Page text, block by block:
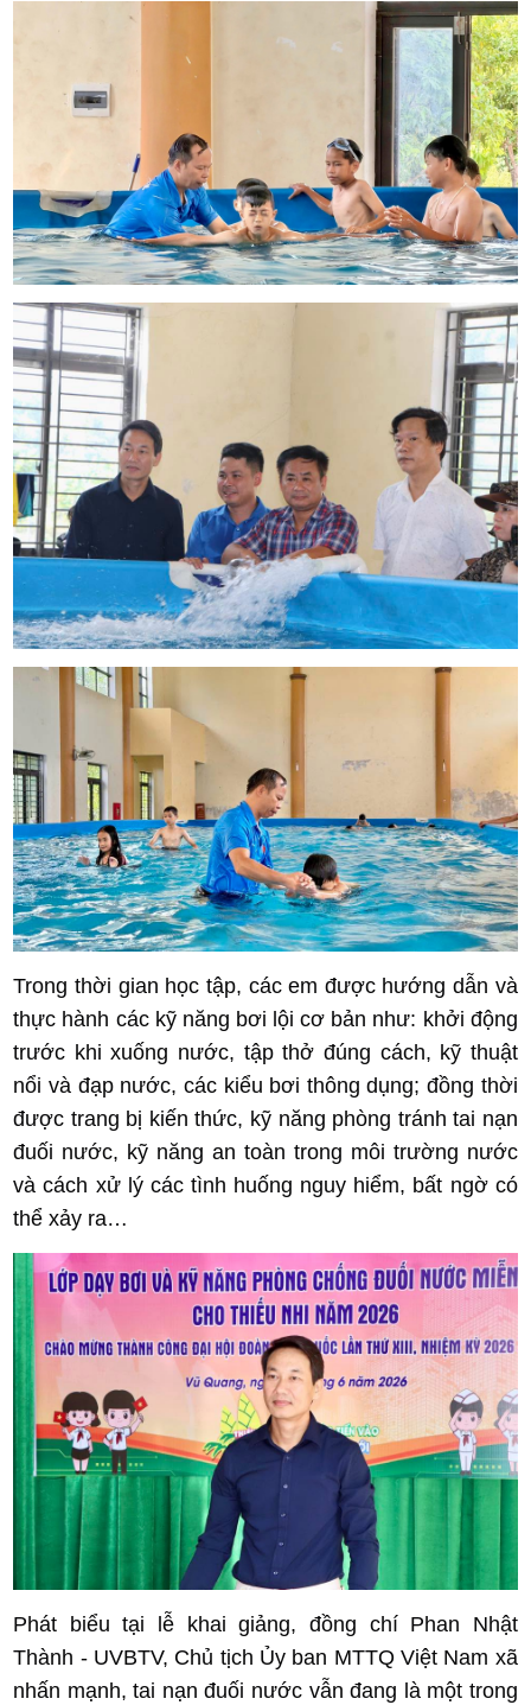
Trong thời gian học tập, các em được hướng dẫn và
thực hành các kỹ năng bơi lội cơ bản như: khởi động
trước khi xuống nước, tập thở đúng cách, kỹ thuật
nổi và đạp nước, các kiểu bơi thông dụng; đồng thời
được trang bị kiến thức, kỹ năng phòng tránh tai nạn
đuối nước, kỹ năng an toàn trong môi trường nước
và cách xử lý các tình huống nguy hiểm, bất ngờ có
thể xảy ra…
Phát biểu tại lễ khai giảng, đồng chí Phan Nhật
Thành - UVBTV, Chủ tịch Ủy ban MTTQ Việt Nam xã
nhấn mạnh, tai nạn đuối nước vẫn đang là một trong